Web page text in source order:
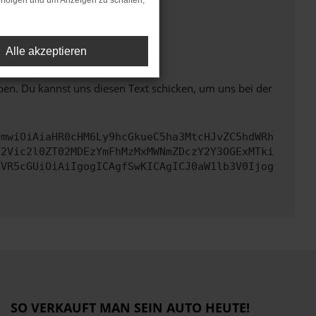
unterstützt werden.
Du kannst uns diesen Text schicken, um uns bei der
SO VERKAUFT MAN SEIN AUTO HEUTE!
Alle akzeptieren